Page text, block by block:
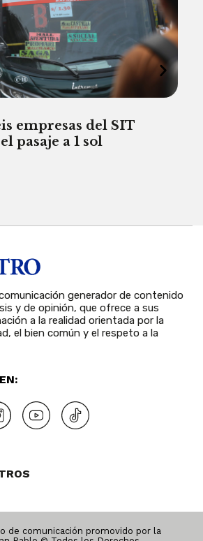
empresas del SIT
pasaje a 1 sol
generador de contenido
y de opinión, que ofrece a sus
a la realidad orientada por la
el bien común y el respeto a la
de comunicación promovido por la